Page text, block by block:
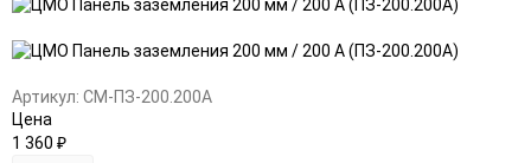
в
к
Артикул: CM-ПЗ-200.200А
Цена
1 360 ₽